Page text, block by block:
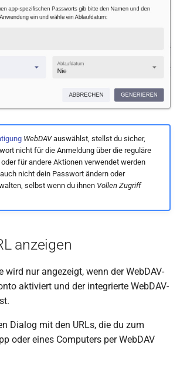
WebDAVauswählst, stellst du sicher,
nicht für die Anmeldung über die reguläre
für andere Aktionen verwendet werden
nicht dein Passwort ändern oder
selbst wenn du ihnen Vollen Zugriff
anzeigen
wird nur angezeigt, wenn der WebDAV-
aktiviert und der integrierte WebDAV-
Dialog mit den URLs, die du zum
oder eines Computers per WebDAV